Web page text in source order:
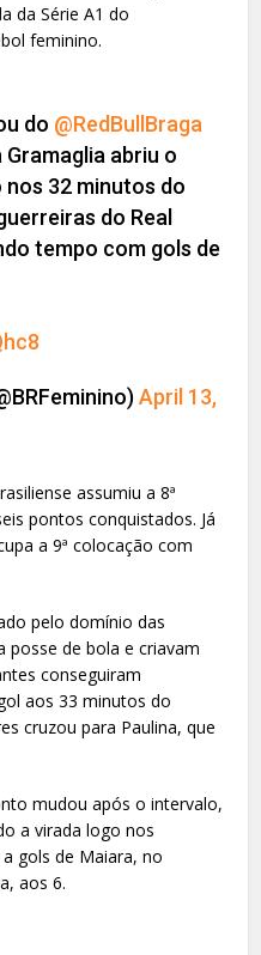
da Série A1 do
feminino.
do @RedBullBraga
Gramaglia abriu o
32 minutos do
do Real
tempo com gols de
April 13,
assumiu a 8ª
pontos conquistados. Já
a 9ª colocação com
pelo domínio das
posse de bola e criavam
conseguiram
aos 33 minutos do
cruzou para Paulina, que
mudou após o intervalo,
a virada logo nos
gols de Maiara, no
aos 6.